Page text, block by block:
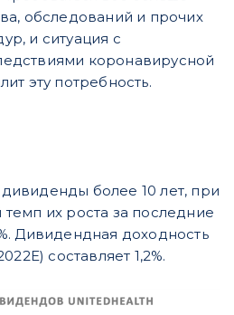
обследований и прочих
и ситуация с
коронавирусной
эту потребность.
более 10 лет, при
их роста за последние
Дивидендная доходность
составляет 1,2%.